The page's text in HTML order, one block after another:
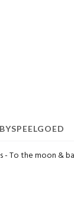
- To the moon &